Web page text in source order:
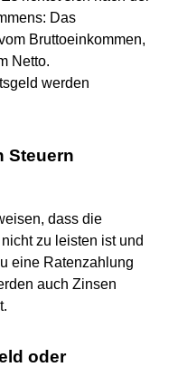
Das
Bruttoeinkommen,
Netto.
werden
Steuern
dass die
zu leisten ist und
eine Ratenzahlung
auch Zinsen
oder